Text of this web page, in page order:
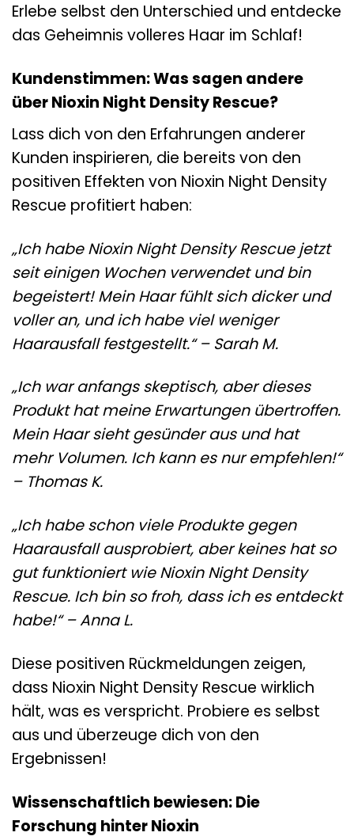
Erlebe selbst den Unterschied und entdecke
das Geheimnis volleres Haar im Schlaf!
Kundenstimmen: Was sagen andere
über Nioxin Night Density Rescue?
Lass dich von den Erfahrungen anderer
Kunden inspirieren, die bereits von den
positiven Effekten von Nioxin Night Density
Rescue profitiert haben:
„Ich habe Nioxin Night Density Rescue jetzt
seit einigen Wochen verwendet und bin
begeistert! Mein Haar fühlt sich dicker und
voller an, und ich habe viel weniger
Haarausfall festgestellt.“ – Sarah M.
„Ich war anfangs skeptisch, aber dieses
Produkt hat meine Erwartungen übertroffen.
Mein Haar sieht gesünder aus und hat
mehr Volumen. Ich kann es nur empfehlen!“
– Thomas K.
„Ich habe schon viele Produkte gegen
Haarausfall ausprobiert, aber keines hat so
gut funktioniert wie Nioxin Night Density
Rescue. Ich bin so froh, dass ich es entdeckt
habe!“ – Anna L.
Diese positiven Rückmeldungen zeigen,
dass Nioxin Night Density Rescue wirklich
hält, was es verspricht. Probiere es selbst
aus und überzeuge dich von den
Ergebnissen!
Wissenschaftlich bewiesen: Die
Forschung hinter Nioxin